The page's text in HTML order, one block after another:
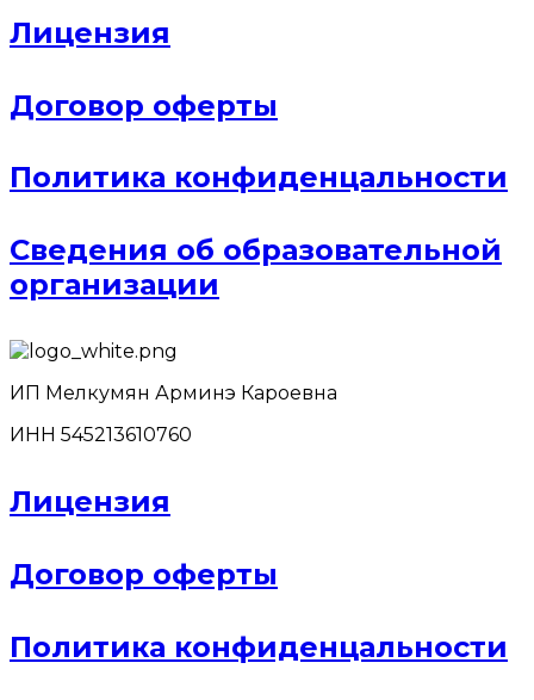
Лицензия
Договор оферты
Политика конфиденцальности
Сведения об образовательной
организации
ИП Мелкумян Арминэ Кароевна
ИНН 545213610760
Лицензия
Договор оферты
Политика конфиденцальности